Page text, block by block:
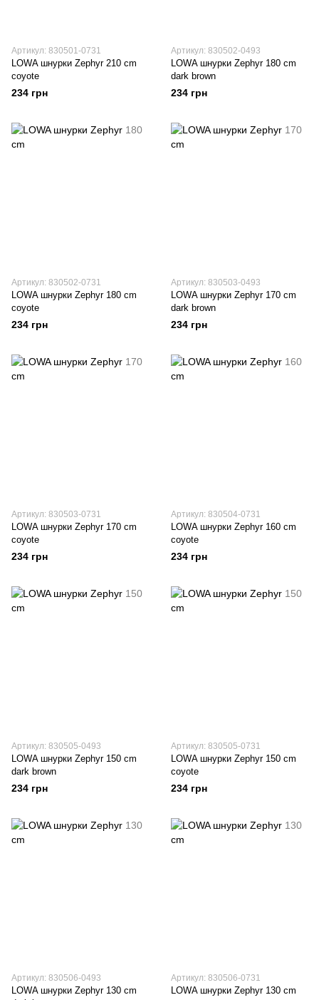
Артикул: 830501-0731
LOWA шнурки Zephyr 210 cm
coyote
234 грн
Артикул: 830502-0493
LOWA шнурки Zephyr 180 cm
dark brown
234 грн
Артикул: 830502-0731
LOWA шнурки Zephyr 180 cm
coyote
234 грн
Артикул: 830503-0493
LOWA шнурки Zephyr 170 cm
dark brown
234 грн
Артикул: 830503-0731
LOWA шнурки Zephyr 170 cm
coyote
234 грн
Артикул: 830504-0731
LOWA шнурки Zephyr 160 cm
coyote
234 грн
Артикул: 830505-0493
LOWA шнурки Zephyr 150 cm
dark brown
234 грн
Артикул: 830505-0731
LOWA шнурки Zephyr 150 cm
coyote
234 грн
Артикул: 830506-0493
LOWA шнурки Zephyr 130 cm
Артикул: 830506-0731
LOWA шнурки Zephyr 130 cm